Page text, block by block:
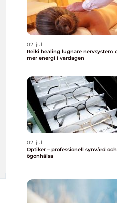
02. jul
Reiki healing lugnare nervsystem och
mer energi i vardagen
02. jul
Optiker – professionell synvård och
ögonhälsa